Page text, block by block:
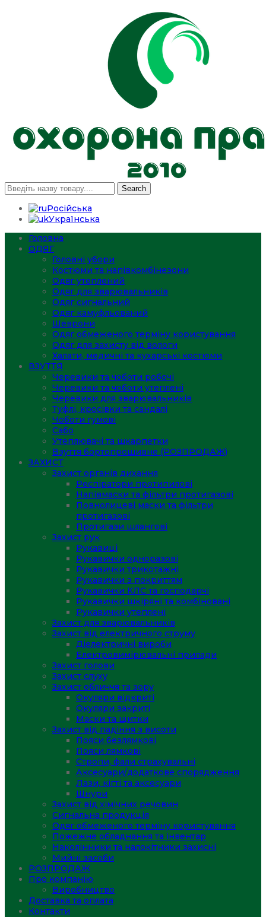
Search
Російська
Українська
Головна
ОДЯГ
Головні убори
Костюми та напівкомбінезони
Одяг утеплений
Одяг для зварювальників
Одяг сигнальний
Одяг камуфльований
Шеврони
Одяг обмеженого терміну користування
Одяг для захисту від вологи
Халати, медичні та кухарські костюми
ВЗУТТЯ
Черевики та чоботи робочі
Черевики та чоботи утеплені
Черевики для зварювальників
Туфлі, кросівки та сандалі
Чоботи гумові
Сабо
Утеплювачі та шкарпетки
Взуття бортопрошивне (РОЗПРОДАЖ)
ЗАХИСТ
Захист органів дихання
Респіратори протипилові
Напівмаски та фільтри протигазові
Повнолицеві маски та фільтри
протигазові
Протигази шлангові
Захист рук
Рукавиці
Рукавички одноразові
Рукавички трикотажні
Рукавички з покриттям
Рукавички КЛС та господарчі
Рукавички шкіряні та комбіновані
Рукавички утеплені
Захист для зварювальників
Захист від електричного струму
Діелектричні вироби
Електровимірювальні прилади
Захист голови
Захист слуху
Захист обличчя та зору
Окуляри відкриті
Окуляри закриті
Маски та щитки
Захист від падіння з висоти
Пояси безлямкові
Пояси лямкові
Стропи, фали страхувальні
Аксесуари/додаткове спорядження
Лази, кігті та аксесуари
Шнури
Захист від хімічних речовин
Сигнальна продукція
Одяг обмеженого терміну користування
Пожежне обладнання та інвентар
Наколінники та налокітники захисні
Мийні засоби
РОЗПРОДАЖ
Про компанію
Виробництво
Доставка та оплата
Контакти